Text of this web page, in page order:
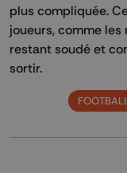
plus compliquée.
joueurs, comme
restant soudé et
sortir.
FOOTBALL